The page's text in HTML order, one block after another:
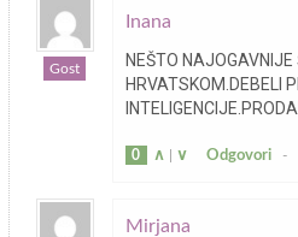
Gost
Inana
NEŠTO NAJOGAVNIJE
HRVATSKOM.DEBELI
0 ∧ ∨ Odgovori-
Mirjana